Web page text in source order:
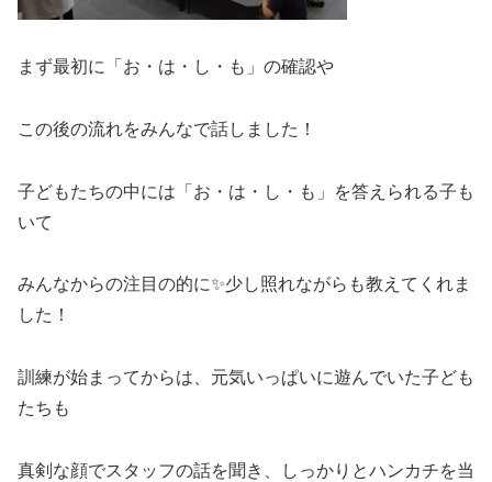
まず最初に「お・は・し・も」の確認や
この後の流れをみんなで話しました！
子どもたちの中には「お・は・し・も」を答えられる子も
いて
みんなからの注目の的に✨少し照れながらも教えてくれま
した！
訓練が始まってからは、元気いっぱいに遊んでいた子ども
たちも
真剣な顔でスタッフの話を聞き、しっかりとハンカチを当